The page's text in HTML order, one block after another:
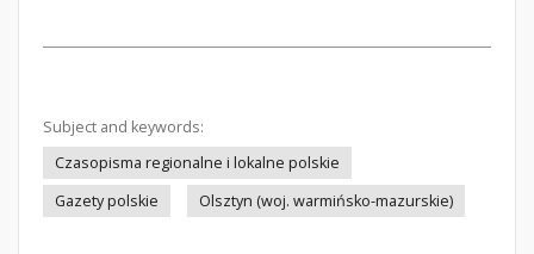
Subject and keywords:
Czasopisma regionalne i lokalne polskie
Gazety polskie
Olsztyn (woj. warmińsko-mazurskie)